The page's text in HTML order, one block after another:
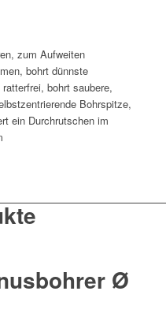
zum Aufweiten
bohrt dünnste
bohrt saubere,
Bohrspitze,
ein Durchrutschen im
Ø